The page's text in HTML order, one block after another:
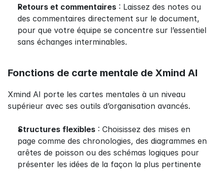
Retours et commentaires : Laissez des notes ou
des commentaires directement sur le document,
pour que votre équipe se concentre sur l’essentiel
sans échanges interminables.
Fonctions de carte mentale de Xmind AI
Xmind AI porte les cartes mentales à un niveau
supérieur avec ses outils d’organisation avancés.
Structures flexibles : Choisissez des mises en
page comme des chronologies, des diagrammes en
arêtes de poisson ou des schémas logiques pour
présenter les idées de la façon la plus pertinente